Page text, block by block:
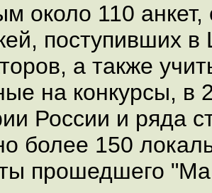
около 110 анкет,
поступивших
а также
на конкурсы, в
России и ряда
более 150
прошедшего